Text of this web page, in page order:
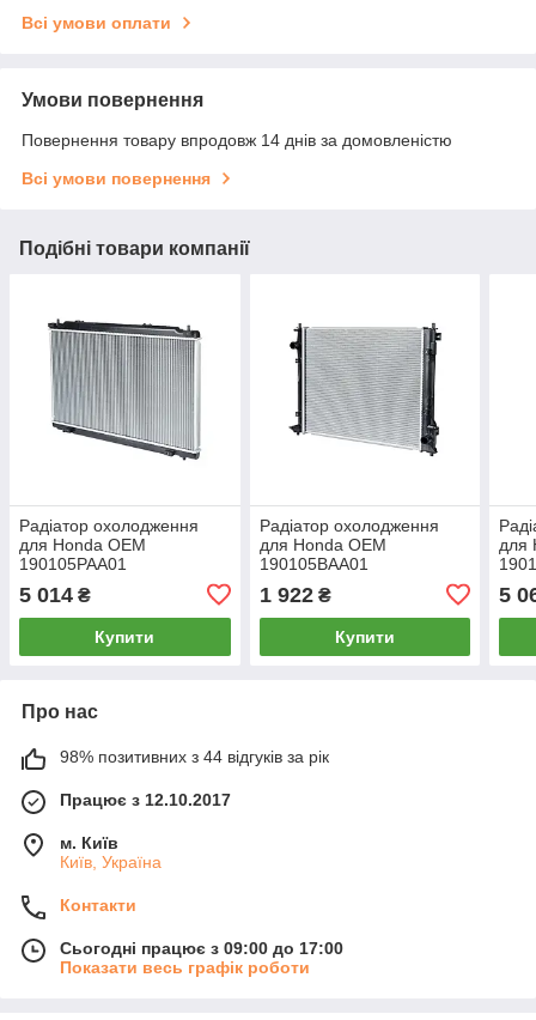
Всі умови оплати
Умови повернення
Повернення товару впродовж 14 днів за домовленістю
Всі умови повернення
Подібні товари компанії
Радіатор охолодження
для Honda OEM
190105PAA01
5 014 ₴
Купити
Радіатор охолодження
для Honda OEM
190105BAA01
1 922₴
Купити
для
5
Про нас
98% позитивних з 44 відгуків за рік
Працює з 12.10.2017
м. Київ
Київ, Україна
Контакти
Сьогодні працює з 09:00 до 17:00
Показати весь графік роботи